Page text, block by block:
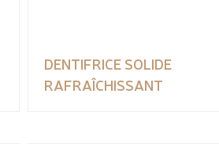
DENTIFRICE SOLIDE
RAFRAÎCHISSANT